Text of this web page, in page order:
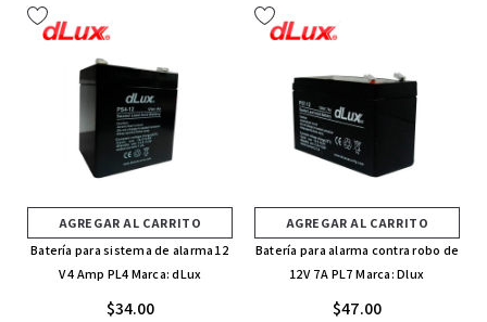
AGREGAR AL CARRITO
Batería para sistema de alarma 12
V 4 Amp PL4 Marca: dLux
$34.00
AGREGAR AL CARRITO
Batería para alarma contra robo de
12V 7A PL7 Marca: Dlux
$47.00